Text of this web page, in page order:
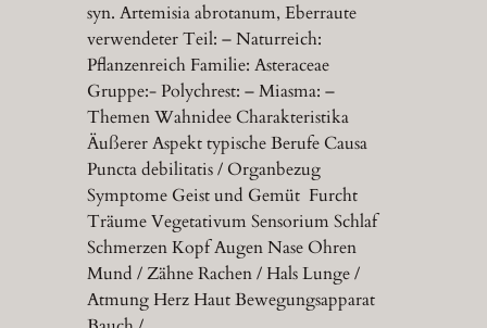
syn. Artemisia abrotanum, Eberraute
verwendeter Teil: – Naturreich:
Pflanzenreich Familie: Asteraceae
Gruppe:- Polychrest: – Miasma: –
Themen Wahnidee Charakteristika
Äußerer Aspekt typische Berufe Causa
Puncta debilitatis / Organbezug
Symptome Geist und Gemüt Furcht
Träume Vegetativum Sensorium Schlaf
Schmerzen Kopf Augen Nase Ohren
Mund / Zähne Rachen / Hals Lunge /
Atmung Herz Haut Bewegungsapparat